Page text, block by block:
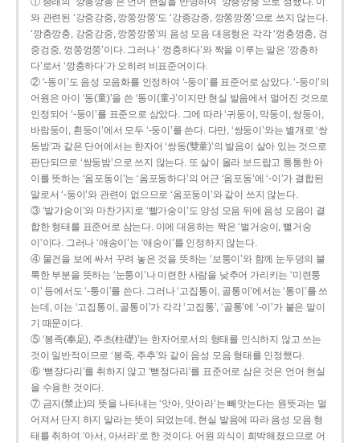
와 관련된 ‘강중강중, 깡쭝깡쭝’도 ‘강종강종, 깡쫑깡쫑’으로 쓰지 않는다.
‘깡충깡충, 강중강중, 깡쭝깡쭝’의 음성 모음 대응형은 각각 ‘껑충껑충, 겅
중겅중, 껑쭝껑쭝’이다. 그러나 ‘ 껑충하다’와 짝을 이루는 말은 ‘깡총하
다’로서 ‘깡충하다’가 오히려 비표준어이다.
② ‘-동이’도 음성 모음화를 인정하여 ‘-둥이’를 표준어로 삼았다. ‘-둥이’의
어원은 아이 ‘동(童)’을 쓴 ‘동이(童-)’이지만 현실 발음에서 멀어진 것으로
인정되어 ‘-둥이’를 표준으로 삼았다. 그에 따라 ‘귀둥이, 막둥이, 쌍둥이,
바람둥이, 흰둥이’에서 모두 ‘-둥이’를 쓴다. 다만, ‘쌍둥이’와는 별개로 ‘쌍
동밤’과 같은 단어에서는 한자어 ‘쌍동(雙童)’의 발음이 살아 있는 것으로
판단되므로 ‘쌍둥밤’으로 쓰지 않는다. 또 살이 올라 보드랍고 통통한 아
이를 뜻하는 ‘옴포동이’는 ‘옴포동하다’의 어근 ‘옴포동’에 ‘-이’가 결합된
말로서 ‘-둥이’와 관련이 없으므로 ‘옴포둥이’와 같이 쓰지 않는다.
③ ‘발가숭이’와 마찬가지로 ‘빨가숭이’도 양성 모음 뒤에 음성 모음이 결
합한 형태를 표준어로 삼는다. 이에 대응하는 짝은 ‘벌거숭이, 뻘거숭
이’이다. 그러나 ‘애송이’는 ‘애숭이’를 인정하지 않는다.
④ 물건을 보에 싸서 꾸려 놓은 것을 뜻하는 ‘보퉁이’와 함께 눈두덩의 불
룩한 부분을 뜻하는 ‘눈퉁이’나 미련한 사람을 낮추어 가리키는 ‘미련퉁
이’ 등에서도 ‘-퉁이’를 쓴다. 그러나 ‘고집통이, 골통이’에서는 ‘통이’를 쓰
는데, 이는 ‘고집통이, 골통이’가 각각 ‘고집통’, ‘골통’에 ‘-이’가 붙은 말이
기 때문이다.
⑤ ‘봉족(奉足), 주초(柱礎)’는 한자어로서의 형태를 인식하지 않고 쓰는
것이 일반적이므로 ‘봉죽, 주추’와 같이 음성 모음 형태를 인정했다.
⑥ ‘뻗장다리’를 취하지 않고 ‘뻗정다리’를 표준어로 삼은 것은 언어 현실
을 수용한 것이다.
⑦ 금지(禁止)의 뜻을 나타내는 ‘앗아, 앗아라’는 빼앗는다는 원뜻과는 멀
어져서 단지 하지 말라는 뜻이 되었는데, 현실 발음에 따라 음성 모음 형
태를 취하여 ‘아서, 아서라’로 한 것이다. 어원 의식이 희박해졌으므로 어